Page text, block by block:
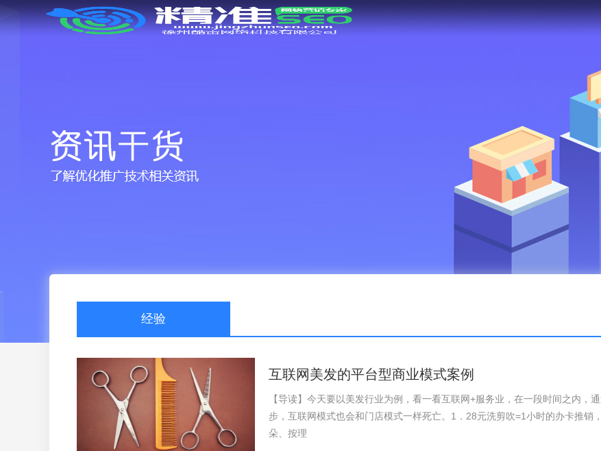
经验
互联网美发的平台型商业模式案例
【导读】今天要以美发行业为例，看一看互联网+服务业，在一段时间之内，
步，互联网模式也会和门店模式一样死亡。1．28元洗剪吹=1小时的办卡推销
朵、按理